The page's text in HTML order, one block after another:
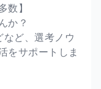
数】
か？
ど、選考ノウ
をサポートしま